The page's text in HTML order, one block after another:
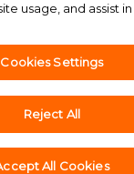
usage, and assist
Cookies Settings
Reject All
All Cookies